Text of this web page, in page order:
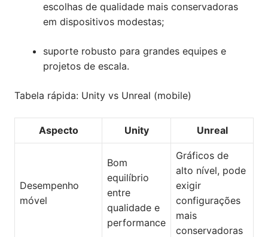
escolhas de qualidade mais conservadoras
em dispositivos modestas;
suporte robusto para grandes equipes e
projetos de escala.
Tabela rápida: Unity vs Unreal (mobile)
Aspecto Unity Unreal
Desempenho
móvel
Bom
equilíbrio
entre
qualidade e
performance
Gráficos de
alto nível, pode
exigir
configurações
mais
conservadoras